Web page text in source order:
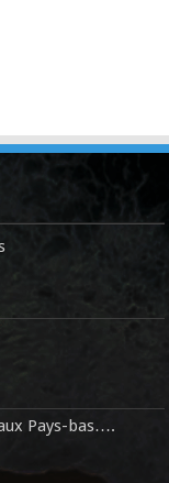
Pays-bas….